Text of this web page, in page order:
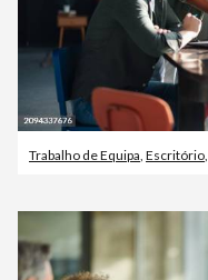
Trabalho de Equipa, Escritório,